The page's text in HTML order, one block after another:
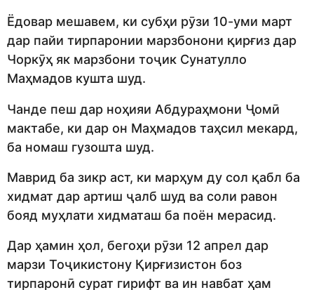
Ёдовар мешавем, ки субҳи рӯзи 10-уми март
дар пайи тирпаронии марзбонони қирғиз дар
Чоркӯҳ як марзбони тоҷик Сунатулло
Маҳмадов кушта шуд.
Чанде пеш дар ноҳияи Абдураҳмони Ҷомӣ
мактабе, ки дар он Маҳмадов таҳсил мекард,
ба номаш гузошта шуд.
Маврид ба зикр аст, ки марҳум ду сол қабл ба
хидмат дар артиш ҷалб шуд ва соли равон
бояд муҳлати хидматаш ба поён мерасид.
Дар ҳамин ҳол, бегоҳи рӯзи 12 апрел дар
марзи Тоҷикистону Қирғизистон боз
тирпаронӣ сурат гирифт ва ин навбат ҳам